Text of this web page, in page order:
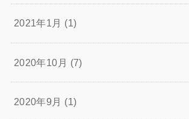
2021年1月 (1)
2020年10月 (7)
2020年9月 (1)